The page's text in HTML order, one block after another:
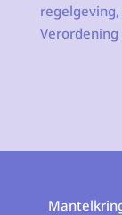
Verordening